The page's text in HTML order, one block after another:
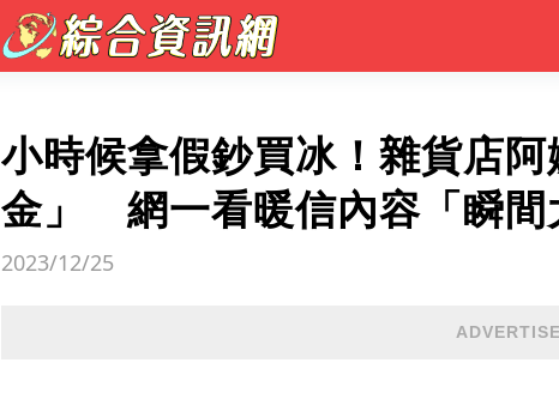
小時候拿假鈔買冰！雜貨店
金」 網一看暖信內容「瞬間
2023/12/25